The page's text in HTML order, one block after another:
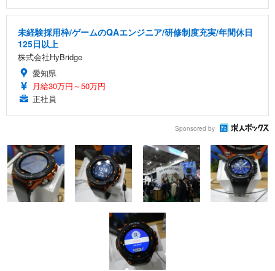
未経験採用枠/ゲームのQAエンジニア/研修制度充実/年間休日
125日以上
株式会社HyBridge
愛知県
月給30万円～50万円
正社員
Sponsored by